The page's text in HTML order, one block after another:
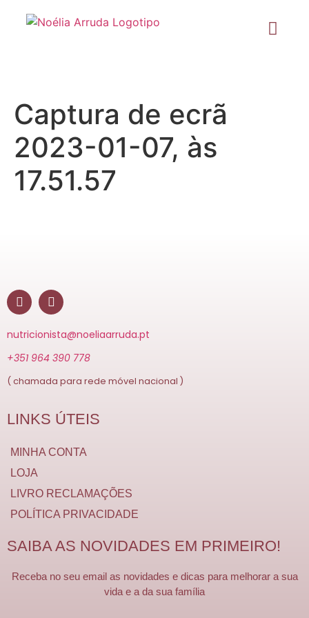
Captura de ecrã
2023-01-07, às
17.51.57
nutricionista@noeliaarruda.pt
+351 964 390 778
( chamada para rede móvel nacional )
LINKS ÚTEIS
MINHA CONTA
LOJA
LIVRO RECLAMAÇÕES
POLÍTICA PRIVACIDADE
SAIBA AS NOVIDADES EM PRIMEIRO!
Receba no seu email as novidades e dicas para melhorar a sua
vida e a da sua família